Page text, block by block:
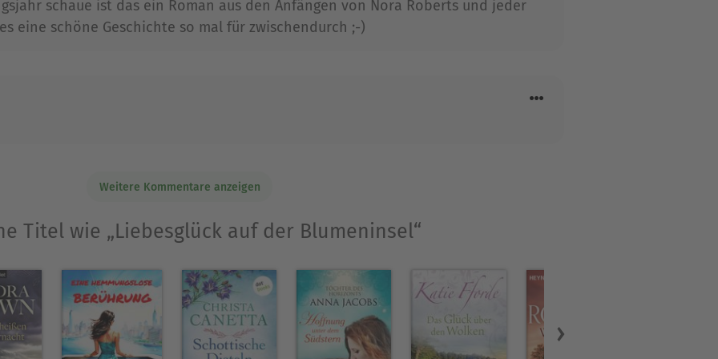
inzwischen zählt sie zu den meistgelesenen Autorinnen der Welt. Nora
schaue ist das ein Roman aus den Anfängen von Nora Roberts und jeder
eine schöne Geschichte so mal für zwischendurch ;-)
Weitere Kommentare anzeigen
Titel wie „Liebesglück auf der Blumeninsel“